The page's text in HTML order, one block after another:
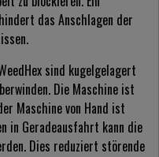
das Anschlagen der
sind kugelgelagert
Die Maschine ist
Maschine von Hand ist
in Geradeausfahrt kann die
Dies reduziert störende